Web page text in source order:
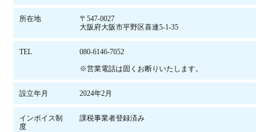
所在地
〒547-0027
大阪府大阪市平野区喜連5-1-35
TEL
080-6146-7052
※営業電話は固くお断りいたします。
設立年月 2024年2月
インボイス制
度
課税事業者登録済み